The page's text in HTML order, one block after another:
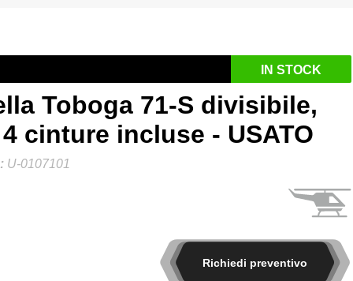
IN STOCK
Toboga 71-S divisibile,
cinture incluse - USATO
U-0107101
Richiedi preventivo